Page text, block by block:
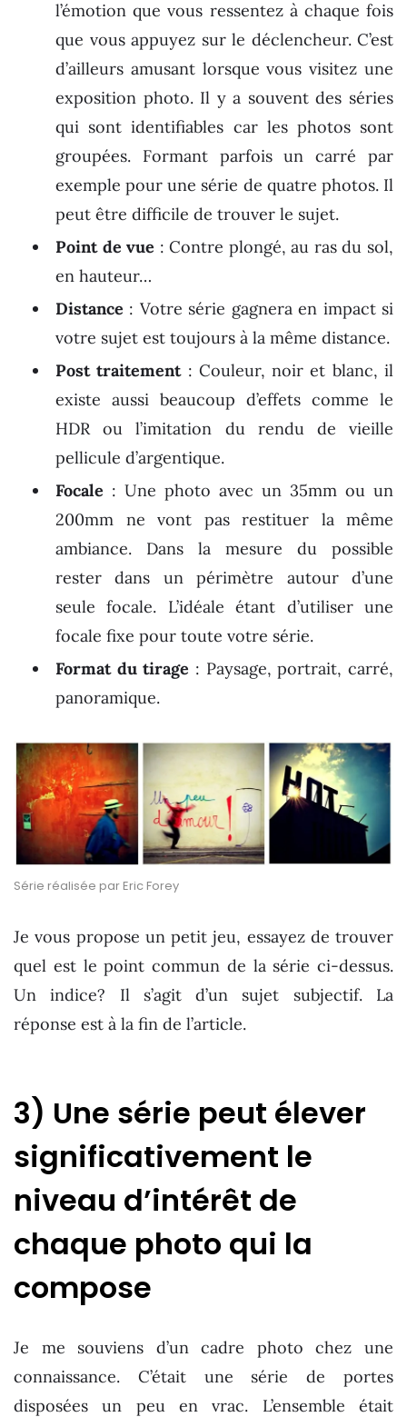
l’émotion que vous ressentez à chaque fois
que vous appuyez sur le déclencheur. C’est
d’ailleurs amusant lorsque vous visitez une
exposition photo. Il y a souvent des séries
qui sont identifiables car les photos sont
groupées. Formant parfois un carré par
exemple pour une série de quatre photos. Il
peut être difficile de trouver le sujet.
Point de vue : Contre plongé, au ras du sol,
en hauteur…
Distance : Votre série gagnera en impact si
votre sujet est toujours à la même distance.
Post traitement: Couleur, noir et blanc, il
existe aussi beaucoup d’effets comme le
HDR ou l’imitation du rendu de vieille
pellicule d’argentique.
Focale : Une photo avec un 35mm ou un
200mm ne vont pas restituer la même
ambiance. Dans la mesure du possible
rester dans un périmètre autour d’une
seule focale. L’idéale étant d’utiliser une
focale fixe pour toute votre série.
Format du tirage : Paysage, portrait, carré,
panoramique.
Série réalisée par Eric Forey
Je vous propose un petit jeu, essayez de trouver
quel est le point commun de la série ci-dessus.
Un indice? Il s’agit d’un sujet subjectif. La
réponse est à la fin de l’article.
3) Une série peut élever
significativement le
niveau d’intérêt de
chaque photo qui la
compose
Je me souviens d’un cadre photo chez une
connaissance. C’était une série de portes
disposées un peu en vrac. L’ensemble était